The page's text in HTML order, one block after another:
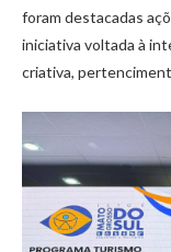
foram destacadas
iniciativa voltada à
criativa,